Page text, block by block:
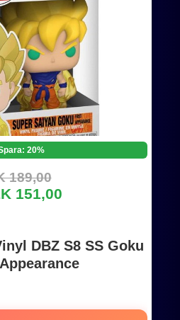
20%
189,00
151,00
DBZ S8 SS Goku